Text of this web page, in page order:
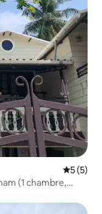
5 (5)
(1 chambre,